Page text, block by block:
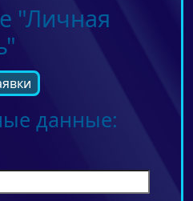
"Личная
данные: